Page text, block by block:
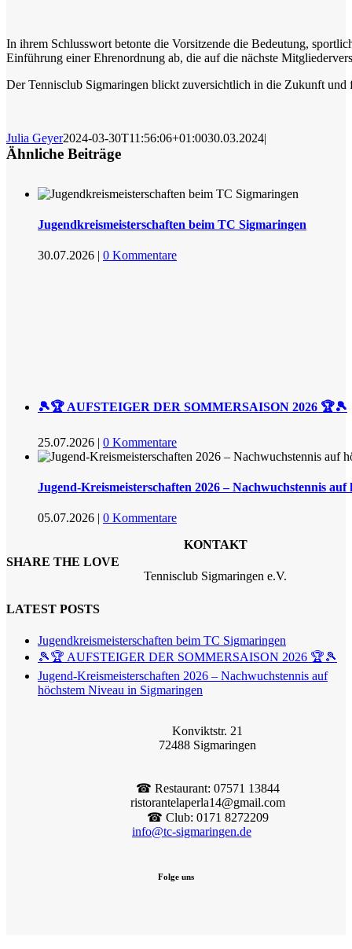
In ihrem Schlusswort betonte die Vorsitzende die Bedeutung,
Einführung einer Ehrenordnung ab, die auf die nächste
Der Tennisclub Sigmaringen blickt zuversichtlich in die Zukunft und
Julia Geyer2024-03-30T11:56:06+01:0030.03.2024|
Ähnliche Beiträge
Jugendkreismeisterschaften beim TC Sigmaringen
30.07.2026 | 0 Kommentare
🎾🏆 AUFSTEIGER DER SOMMERSAISON 2026 🏆🎾
25.07.2026 | 0 Kommentare
Jugend-Kreismeisterschaften 2026 – Nachwuchstennis
05.07.2026 0 Kommentare
SHARE THE LOVE
LATEST POSTS
Jugendkreismeisterschaften beim TC Sigmaringen
🎾🏆 AUFSTEIGER DER SOMMERSAISON 2026 🏆🎾
Jugend-Kreismeisterschaften 2026 – Nachwuchstennis auf
höchstem Niveau in Sigmaringen
KONTAKT
Tennisclub Sigmaringen e.V.
Konviktstr. 21
72488 Sigmaringen
☎︎ Restaurant: 07571 13844
ristorantelaperla14@gmail.com
☎︎ Club: 0171 8272209
info@tc-sigmaringen.de
Folge uns